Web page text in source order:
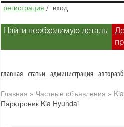
регистрация / вход
Найти необходимую деталь
главная статьи администрация
Главная » Частные объявления » Kia
Парктроник Kia Hyundai